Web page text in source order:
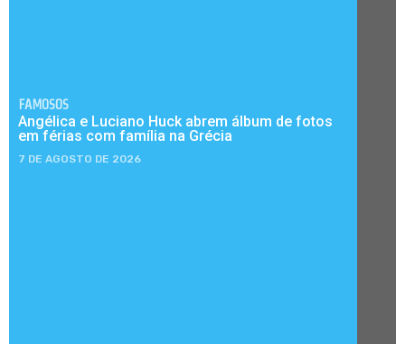
FAMOSOS
Angélica e Luciano Huck abrem álbum de fotos
em férias com família na Grécia
7 DE AGOSTO DE 2026